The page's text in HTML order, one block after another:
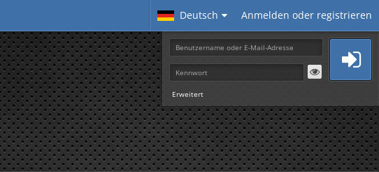
Deutsch Anmelden oder registrieren
Erweitert